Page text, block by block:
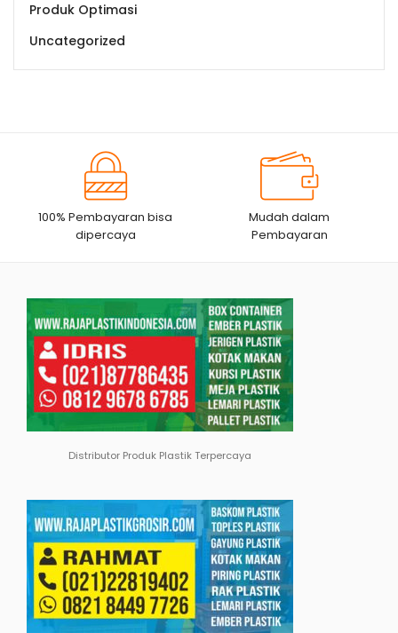
Produk Optimasi
Uncategorized
100% Pembayaran bisa
dipercaya
Mudah dalam
Pembayaran
Distributor Produk Plastik Terpercaya